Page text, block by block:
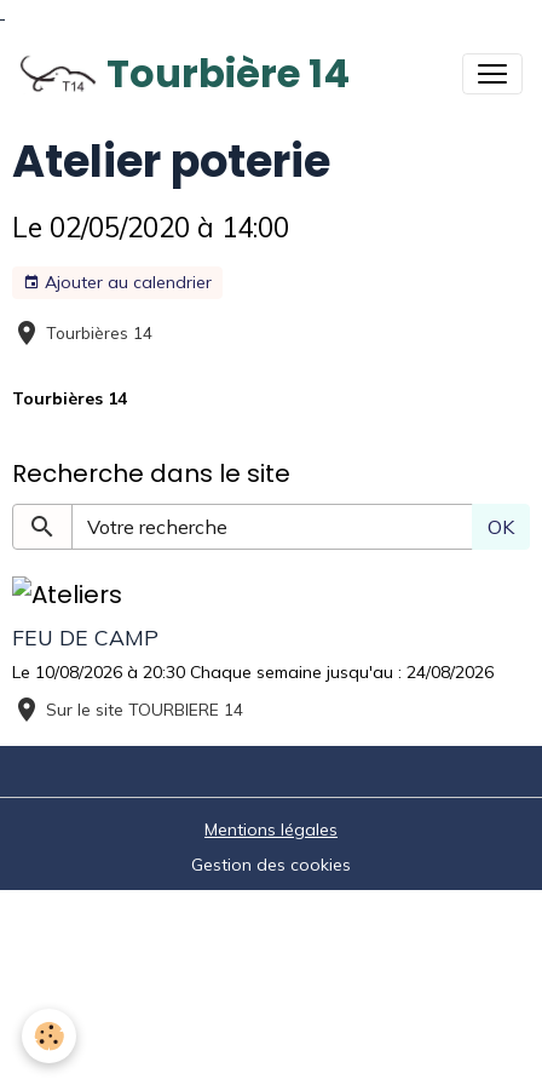
Tourbière 14
Atelier poterie
Le 02/05/2020 à 14:00
Ajouter au calendrier
Tourbières 14
Tourbières 14
Recherche dans le site
OK
FEU DE CAMP
Le 10/08/2026 à 20:30 Chaque semaine jusqu'au : 24/08/2026
Sur le site TOURBIERE 14
Mentions légales
Gestion des cookies